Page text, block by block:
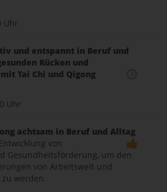
Uhr
und entspannt in Beruf und
Rücken und
Tai Chi und Qigong
Uhr
achtsam in Beruf und Alltag
von
Gesundheitsförderung, um den
von Arbeitswelt und
werden